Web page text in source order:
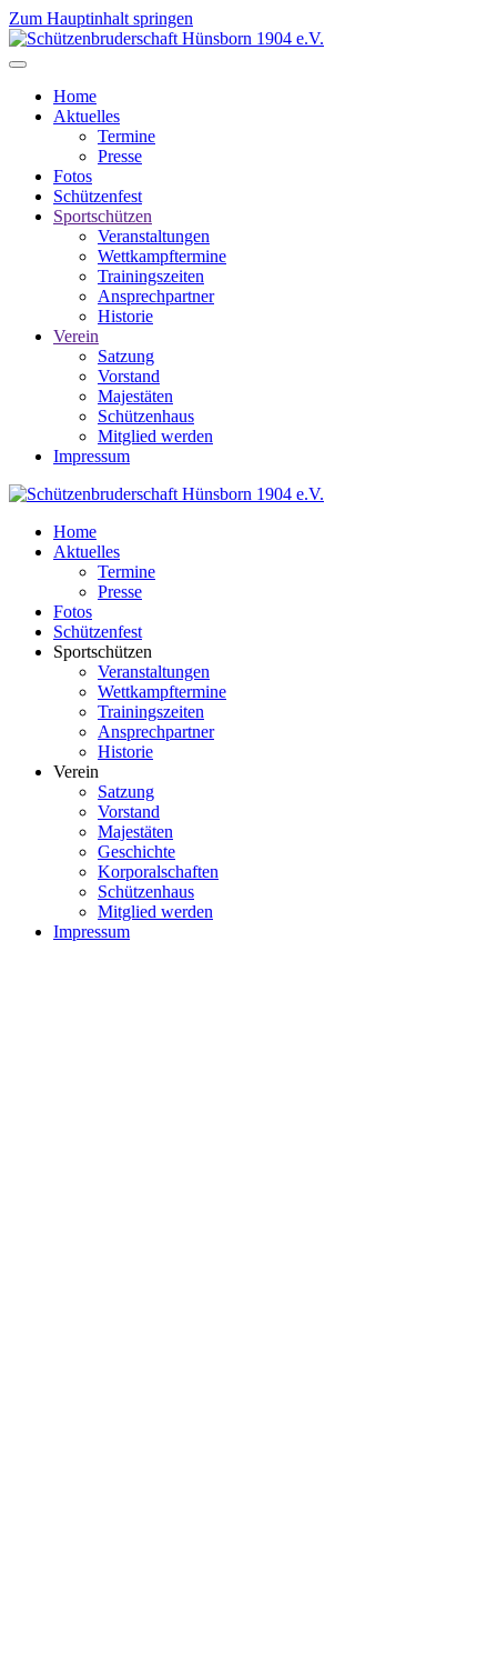
Zum Hauptinhalt springen
Home
Aktuelles
Termine
Presse
Fotos
Schützenfest
Sportschützen
Veranstaltungen
Wettkampftermine
Trainingszeiten
Ansprechpartner
Historie
Verein
Satzung
Vorstand
Majestäten
Schützenhaus
Mitglied werden
Impressum
Home
Aktuelles
Termine
Presse
Fotos
Schützenfest
Sportschützen
Veranstaltungen
Wettkampftermine
Trainingszeiten
Ansprechpartner
Historie
Verein
Satzung
Vorstand
Majestäten
Geschichte
Korporalschaften
Schützenhaus
Mitglied werden
Impressum